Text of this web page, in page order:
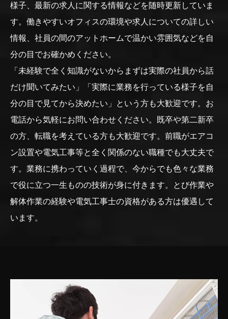
様子、最新の求人に関する情報などを随時更新していま
す。働きやすいオフィスの環境や求人についての詳しい
情報、社員の間のアットホームで温かい雰囲気などを自
分の目でお確かめください。
「未経験で全く知識がないからまずは実際の社員から話
だけ聞いてみたい」「実際に業務を行っている様子を自
分の目で見てから決めたい」という方も大歓迎です。お
電話から気軽にお問い合わせください。既卒や第二新卒
の方、転職を考えている方も大歓迎です。前職がエアコ
ン設置や電気工事等と全く関係のない職種でも大丈夫で
す。業務に携わっていく過程で、今からでも色々な業務
で役に立つ一生ものの技術が身に付きます。とび作業や
解体作業の経験や電気工事士の資格がある方は優遇して
います。